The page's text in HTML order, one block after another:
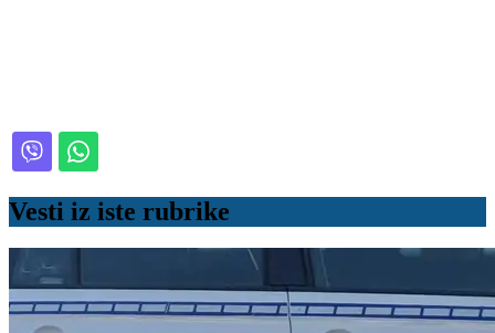
Vesti iz iste rubrike